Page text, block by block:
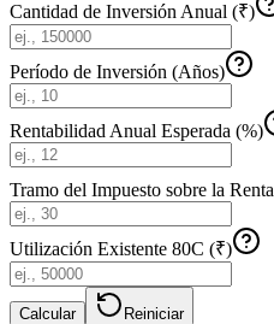
Cantidad de Inversión Anual (₹)
Período de Inversión (Años)
Rentabilidad Anual Esperada (%)
Tramo del Impuesto sobre la Renta
Utilización Existente 80C (₹)
Calcular Reiniciar